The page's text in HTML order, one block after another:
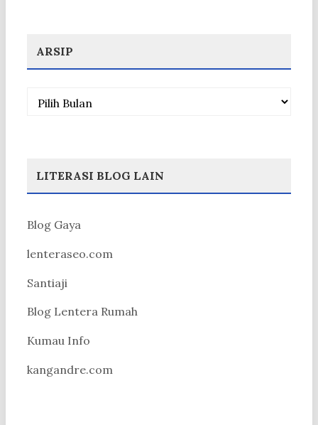
ARSIP
Arsip
LITERASI BLOG LAIN
Blog Gaya
lenteraseo.com
Santiaji
Blog Lentera Rumah
Kumau Info
kangandre.com